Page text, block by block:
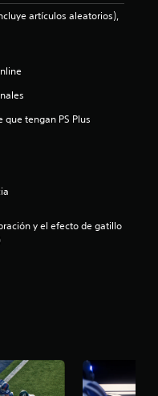
artículos aleatorios),
tengan PS Plus
y el efecto de gatillo